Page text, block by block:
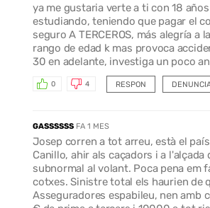
ya me gustaria verte a ti con 18
estudiando, teniendo que pagar el
seguro A TERCEROS, más alegría a
rango de edad k mas provoca
30 en adelante, investiga un poco
RESPON
0 4
GASSSSSS FA 1 MES
Josep corren a tot arreu, està el
Canillo, ahir als caçadors i a l'alçada
subnormal al volant. Poca pena em
cotxes. Sinistre total els haurien de
Asseguradores espabileu, nen amb